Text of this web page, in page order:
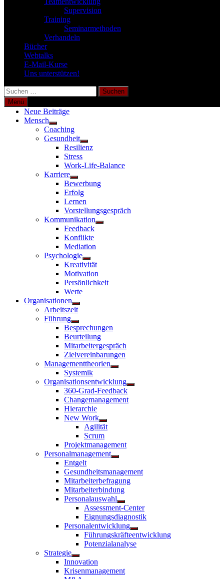
Supervision
Training
Seminarmethoden
Verhandeln
Bücher
Webtalks
E-Mail-Kurse
Uns unterstützen!
Suchen
nach:
Menü
Neue Beiträge
Mensch
Untermenü
anzeigen
Coaching
Gesundheit
Untermenü
anzeigen
Resilienz
Stress
Work-Life-Balance
Karriere
Untermenü
anzeigen
Bewerbung
Erfolg
Lernen
Vorstellungsgespräch
Kommunikation
Untermenü
Feedback
Konflikte
Mediation
Psychologie
Untermenü
anzeigen
Kreativität
Motivation
Persönlichkeit
Werte
Organisationen
Untermenü
anzeigen
Arbeitszeit
Führung
Untermenü
anzeigen
Besprechungen
Beurteilung
Mitarbeitergespräch
Zielvereinbarungen
Managementtheorien
Untermenü
Systemik
Organisationsentwicklung
Untermenü
360-Grad-Feedback
Changemanagement
Hierarchie
New Work
Untermenü
anzeigen
Agilität
Scrum
Projektmanagement
Personalmanagement
Untermenü
Entgelt
Gesundheitsmanagement
Mitarbeiterbefragung
Mitarbeiterbindung
Personalauswahl
Untermenü
anzeigen
Assessment-Center
Eignungsdiagnostik
Personalentwicklung
Untermenü
anzeigen
Führungskräfteentwicklung
Potenzialanalyse
Strategie
Untermenü
anzeigen
Innovation
Krisenmanagement